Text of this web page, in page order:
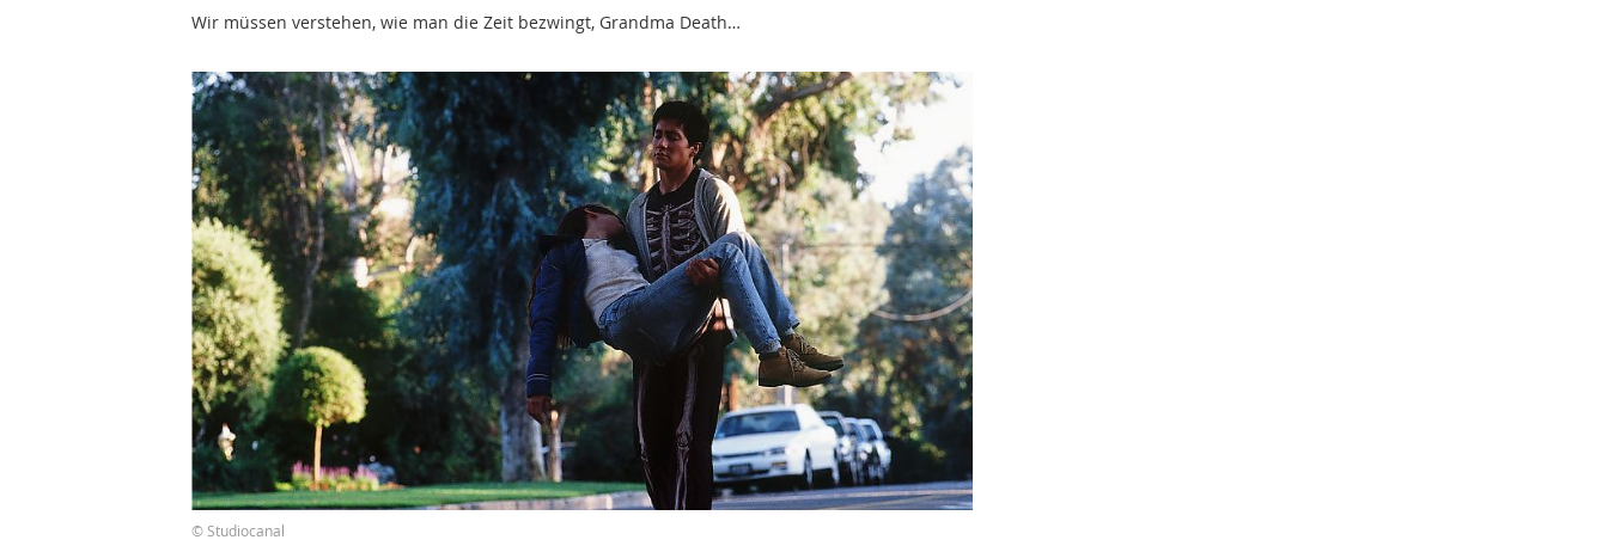
Wir müssen verstehen, wie man die Zeit bezwingt, Grandma Death…
© Studiocanal